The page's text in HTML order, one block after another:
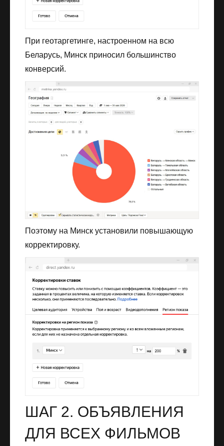
При геотаргетинге, настроенном на всю
Беларусь, Минск приносил большинство
конверсий.
Поэтому на Минск установили повышающую
корректировку.
ШАГ 2. ОБЪЯВЛЕНИЯ
ДЛЯ ВСЕХ ФИЛЬМОВ